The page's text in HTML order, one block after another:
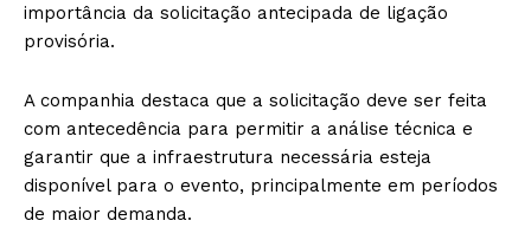
importância da solicitação antecipada de ligação
provisória.
A companhia destaca que a solicitação deve ser feita
com antecedência para permitir a análise técnica e
garantir que a infraestrutura necessária esteja
disponível para o evento, principalmente em períodos
de maior demanda.